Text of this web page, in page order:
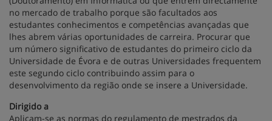
no mercado de trabalho porque são facultados aos
estudantes conhecimentos e competências avançadas que
lhes abrem várias oportunidades de carreira. Procurar que
um número significativo de estudantes do primeiro ciclo da
Universidade de Évora e de outras Universidades frequentem
este segundo ciclo contribuindo assim para o
desenvolvimento da região onde se insere a Universidade.
Dirigido a
Aplicam-se as normas do regulamento de mestrados da